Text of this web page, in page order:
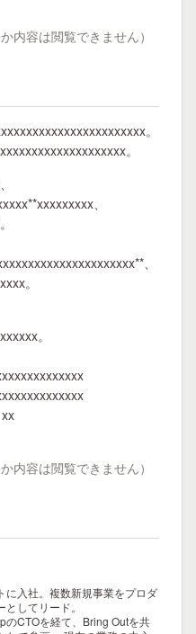
内容は閲覧できません）
。
。
、
、
。
。
内容は閲覧できません）
に入社。複数新規事業をプロダ
してリード。
のCTOを経て、Bring Outを共